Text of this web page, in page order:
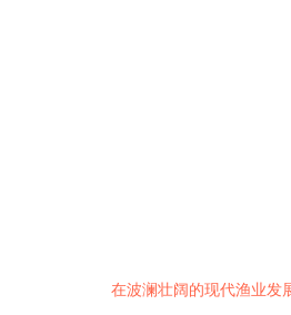
在波澜壮阔的现代渔业发